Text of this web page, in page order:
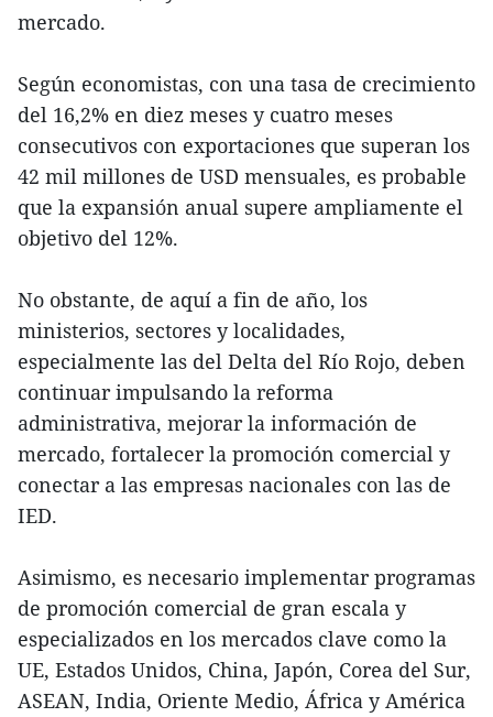
mercado.
Según economistas, con una tasa de crecimiento
del 16,2% en diez meses y cuatro meses
consecutivos con exportaciones que superan los
42 mil millones de USD mensuales, es probable
que la expansión anual supere ampliamente el
objetivo del 12%.
No obstante, de aquí a fin de año, los
ministerios, sectores y localidades,
especialmente las del Delta del Río Rojo, deben
continuar impulsando la reforma
administrativa, mejorar la información de
mercado, fortalecer la promoción comercial y
conectar a las empresas nacionales con las de
IED.
Asimismo, es necesario implementar programas
de promoción comercial de gran escala y
especializados en los mercados clave como la
UE, Estados Unidos, China, Japón, Corea del Sur,
ASEAN, India, Oriente Medio, África y América